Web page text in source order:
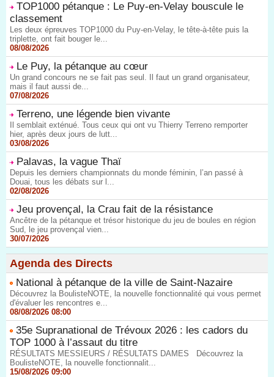
TOP1000 pétanque : Le Puy-en-Velay bouscule le
classement
Les deux épreuves TOP1000 du Puy-en-Velay, le tête-à-tête puis la
triplette, ont fait bouger le...
08/08/2026
Le Puy, la pétanque au cœur
Un grand concours ne se fait pas seul. Il faut un grand organisateur,
mais il faut aussi de...
07/08/2026
Terreno, une légende bien vivante
Il semblait exténué. Tous ceux qui ont vu Thierry Terreno remporter
hier, après deux jours de lutt...
03/08/2026
Palavas, la vague Thaï
Depuis les derniers championnats du monde féminin, l’an passé à
Douai, tous les débats sur l...
02/08/2026
Jeu provençal, la Crau fait de la résistance
Ancêtre de la pétanque et trésor historique du jeu de boules en région
Sud, le jeu provençal vien...
30/07/2026
Agenda des Directs
National à pétanque de la ville de Saint-Nazaire
Découvrez la BoulisteNOTE, la nouvelle fonctionnalité qui vous permet
d'évaluer les rencontres e...
08/08/2026 08:00
35e Supranational de Trévoux 2026 : les cadors du
TOP 1000 à l’assaut du titre
RÉSULTATS MESSIEURS / RÉSULTATS DAMES Découvrez la
BoulisteNOTE, la nouvelle fonctionnalit...
15/08/2026 09:00